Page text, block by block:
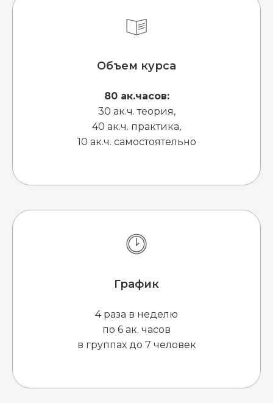
Объем курса
80 ак.часов:
30 ак.ч. теория,
40 ак.ч. практика,
10 ак.ч. самостоятельно
График
4 раза в неделю
по 6 ак. часов
в группах до 7 человек